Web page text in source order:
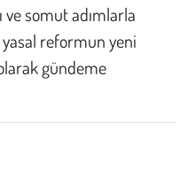
ve somut adımlarla
reformun yeni
gündeme